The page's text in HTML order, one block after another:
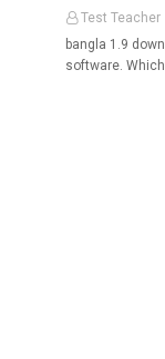
Test Teacher
bangla 1.9
software.